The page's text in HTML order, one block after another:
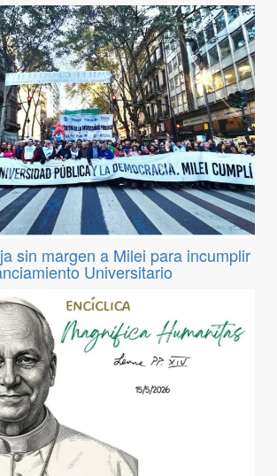
sin margen a Milei para incumplir
Universitario